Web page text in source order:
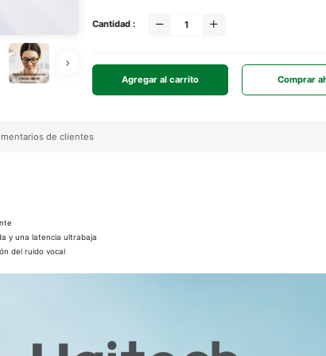
Cantidad :
Agregar al carrito Comprar
de clientes
y una latencia ultrabaja
del ruido vocal